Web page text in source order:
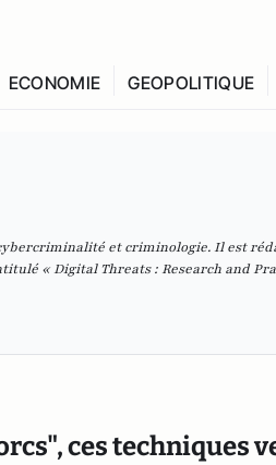
ECONOMIE GEOPOLITIQUE
et criminologie. Il est
« Digital Threats : Research and
ces techniques